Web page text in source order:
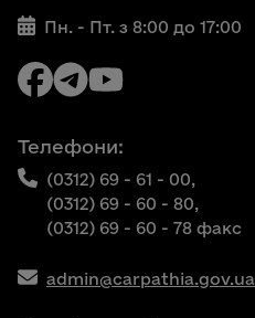
Пн. - Пт. з 8:00 до 17:00
Телефони:
(0312) 69 - 61 - 00,
(0312) 69 - 60 - 80,
(0312) 69 - 60 - 78 факс
admin@carpathia.gov.ua